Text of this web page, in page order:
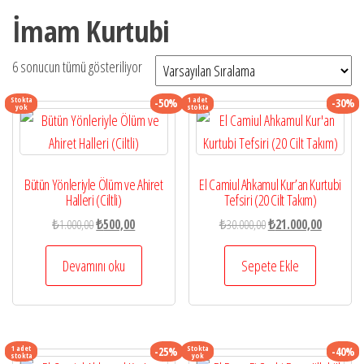
İmam Kurtubi
6 sonucun tümü gösteriliyor
Stokta
yok -50%
Bütün Yönleriyle Ölüm ve Ahiret
Halleri (Ciltli)
₺1.000,00Orijinal
fiyat:
₺1.000,00.
₺500,00Şu
andaki
₺500,00.
Devamını oku
1 adet
stokta -30%
El Camiul Ahkamul Kur’an Kurtubi
Tefsiri (20 Cilt Takım)
₺30.000,00Orijinal
fiyat:
₺30.000,00.
₺21.000,00Şu
Sepete Ekle
1 adet
stokta -25% Stokta
yok -40%